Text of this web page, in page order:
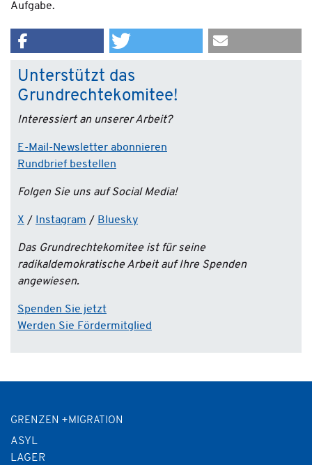
Aufgabe.
Unterstützt das
Grundrechtekomitee!
Interessiert an unserer Arbeit?
E-Mail-Newsletter abonnieren
Rundbrief bestellen
Folgen Sie uns auf Social Media!
X / Instagram / Bluesky
Das Grundrechtekomitee ist für seine
radikaldemokratische Arbeit auf Ihre Spenden
angewiesen.
Spenden Sie jetzt
Werden Sie Fördermitglied
GRENZEN +MIGRATION
ASYL
LAGER